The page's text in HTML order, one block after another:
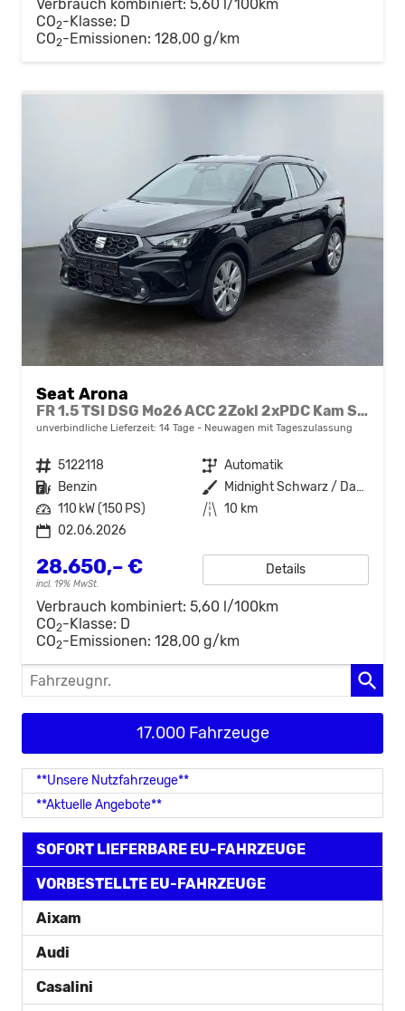
Verbrauch kombiniert: 5,60 l/100km
CO2-Klasse: D
CO2-Emissionen: 128,00 g/km
Seat Arona
FR 1.5 TSI DSG Mo26 ACC 2Zokl 2xPDC Kam SHZ Full Link
unverbindliche Lieferzeit: 14 Tage Neuwagen mit Tageszulassung
Fahrzeugnr. 5122118 Getriebe Automatik
Kraftstoff Benzin Außenfarbe
Midnight Schwarz / Dach Schwarz
Leistung 110 kW (150 PS) Kilometerstand 10 km
02.06.2026
28.650,– €
incl. 19% MwSt.
Details
Verbrauch kombiniert: 5,60 l/100km
CO2-Klasse: D
CO2-Emissionen: 128,00 g/km
Fahrzeugnr.
17.000 Fahrzeuge
**Unsere Nutzfahrzeuge**
**Aktuelle Angebote**
SOFORT LIEFERBARE EU-FAHRZEUGE
VORBESTELLTE EU-FAHRZEUGE
Aixam
Audi
Casalini